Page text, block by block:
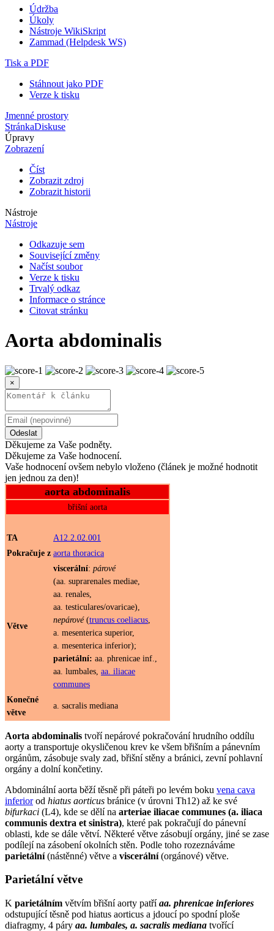
Údržba
Úkoly
Nástroje WikiSkript
Zammad (Helpdesk WS)
Tisk a PDF
Stáhnout jako PDF
Verze k tisku
Jmenné prostory
StránkaDiskuse
Úpravy
Zobrazení
Číst
Zobrazit zdroj
Zobrazit historii
Nástroje
Nástroje
Odkazuje sem
Související změny
Načíst soubor
Verze k tisku
Trvalý odkaz
Informace o stránce
Citovat stránku
Aorta abdominalis
×
Odeslat
Děkujeme za Vaše podněty.
Děkujeme za Vaše hodnocení.
Vaše hodnocení ovšem nebylo vloženo (článek je možné hodnotit
jen jednou za den)!
aorta abdominalis
břišní aorta
TA
A12.2.02.001
Pokračuje z aorta thoracica
Větve
viscerální: párové
(aa. suprarenales mediae,
aa. renales,
aa. testiculares/ovaricae),
nepárové(truncus coeliacus
a. mesenterica superior,
a. mesenterica inferior);
parietální: aa. phrenicae inf.,
aa. lumbales, aa. iliacae
communes
Konečné
větve
a. sacralis mediana
Aorta abdominalis tvoří nepárové pokračování hrudního oddílu
aorty a transportuje okysličenou krev ke všem břišním a pánevním
orgánům, zásobuje svaly zad, břišní stěny a bránici, zevní pohlavní
orgány a dolní končetiny.
Abdominální aorta běží těsně při páteři po levém boku vena cava
inferiorod hiatus aorticus bránice (v úrovni Th12) až ke své
bifurkaci (L4), kde se dělí na arteriae iliacae communes (a. iliaca
communis dextra et sinistra), které pak pokračují do pánevní
oblasti, kde se dále větví. Některé větve zásobují orgány, jiné se zase
podílejí na zásobení okolních stěn. Podle toho rozeznáváme
parietální(nástěnné) větve a viscerální(orgánové) větve.
Parietální větve
K parietálním větvím břišní aorty patříaa. phrenicae inferiores
odstupující těsně pod hiatus aorticus a jdoucí po spodní ploše
diafragmy, 4 páry aa. lumbales, a. sacralis mediana tvořící